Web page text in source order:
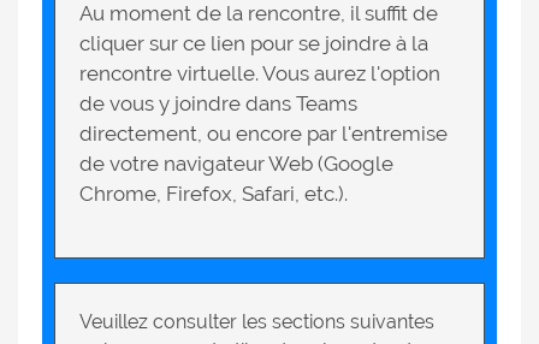
Au moment de la rencontre, il suffit de
cliquer sur ce lien pour se joindre à la
rencontre virtuelle. Vous aurez l'option
de vous y joindre dans Teams
directement, ou encore par l'entremise
de votre navigateur Web (Google
Chrome, Firefox, Safari, etc.).
Veuillez consulter les sections suivantes